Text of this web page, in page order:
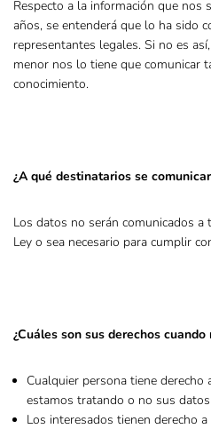
Respecto a la información que nos
años, se entenderá que lo ha sido
representantes legales. Si no es
menor nos lo tiene que comunicar
conocimiento.
¿A qué destinatarios se
Los datos no serán comunicados
Ley o sea necesario para cumplir
¿Cuáles son sus derechos
Cualquier persona tiene
estamos tratando o no sus
Los interesados tienen derecho